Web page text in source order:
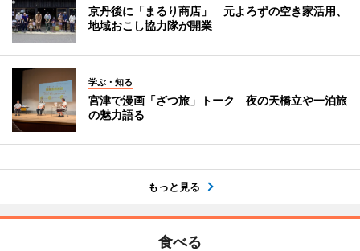
京丹後に「まるり商店」 元よろずの空き家活用、
地域おこし協力隊が開業
学ぶ・知る
宮津で漫画「ざつ旅」トーク 夜の天橋立や一泊旅
の魅力語る
もっと見る
食べる